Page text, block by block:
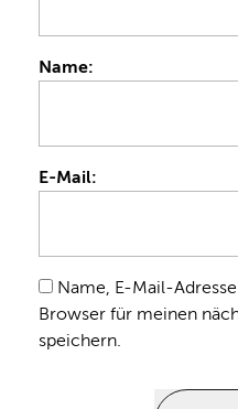
Name:
E-Mail:
Name, E-Mail-
Browser für meinen
speichern.